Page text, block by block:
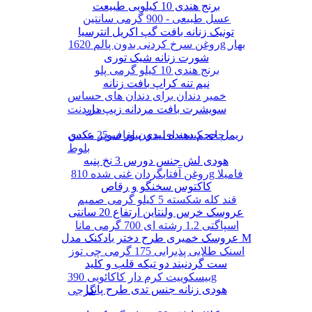
عسل طبیعی - 900 گرمی سانتین
روغن سرخ کردنی بدون پالم 1620g بهار
برنج هندی 10 کیلو گرمی پلو
خمیر دندان برای دندان های حساس
مریدنت
چای کیسه ای بدون لفاف 25 عددی
بلوط
روغن آفتابگردان غنی شده 810g فامیلا
قند کله شکسته 5 کیلو گرمی صمیم
اسپاگتی 1.2 رشته ای 700 گرمی مانا
اسنک طلایی پذیرایی 175 گرمی چی توز
بیسکوییت کرم دار کاکائویی 390g
گرجی
برنج هندی 10 کیلویی طبیعت
تونیک زنانه بافت گپ اکریل انترسیا
شورت زنانه شیک توری
نیم تنه کراپ بافت زنانه
سویشرت بافت مردانه زیپ دار
ریمل حجم دهنده لیدی پیور سوپر مکس
هودی لش جنس دورس 3 نخ پنبه
کاکتوس سخنگو و رقاص
عروسک خرس ولنتاین ارتفاع 20 سانتی
عروسک خمیری طرح دختر بادکنک مدل M
ست گردنبند دو تیکه قلب و کلید
هودی زنانه جنس تدی طرح پاندا